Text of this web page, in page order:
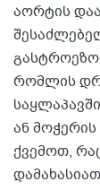
აორტის
რომლის
ან
ქვემოთ,